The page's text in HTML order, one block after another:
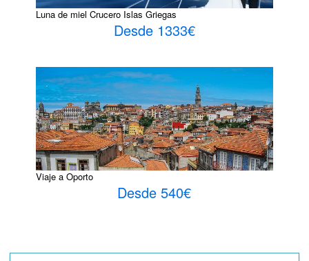
Luna de miel Crucero Islas Griegas
Desde 1333€
Viaje a Oporto
Desde 540€